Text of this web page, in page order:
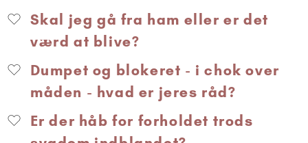
Skal jeg gå fra ham eller er det
værd at blive?
Dumpet og blokeret - i chok over
måden - hvad er jeres råd?
Er der håb for forholdet trods